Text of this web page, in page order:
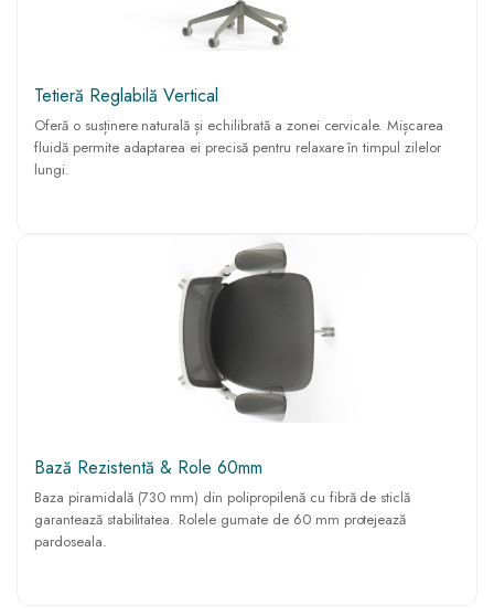
Tetieră Reglabilă Vertical
Oferă o susținere naturală și echilibrată a zonei cervicale. Mișcarea
fluidă permite adaptarea ei precisă pentru relaxare în timpul zilelor
lungi.
Bază Rezistentă & Role 60mm
Baza piramidală (730 mm) din polipropilenă cu fibră de sticlă
garantează stabilitatea. Rolele gumate de 60 mm protejează
pardoseala.